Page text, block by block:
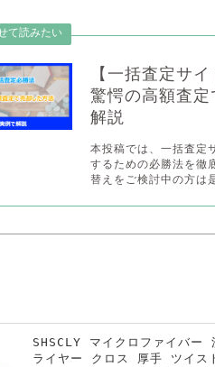
【一括査定サ
驚愕の高額査
解説
本投稿では、一括査定
するための必勝法を徹
替えをご検討中の方は
SHSCLY マイクロファイバ
ライヤー クロス 厚手 ツイ